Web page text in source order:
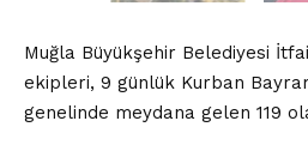
Muğla Büyükşehir Belediyesi
ekipleri, 9 günlük Kurban
genelinde meydana gelen 119